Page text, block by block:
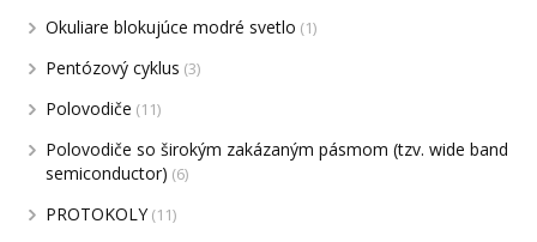
Okuliare blokujúce modré svetlo (1)
Pentózový cyklus (3)
Polovodiče (11)
Polovodiče so širokým zakázaným pásmom (tzv. wide band
semiconductor) (6)
PROTOKOLY(11)